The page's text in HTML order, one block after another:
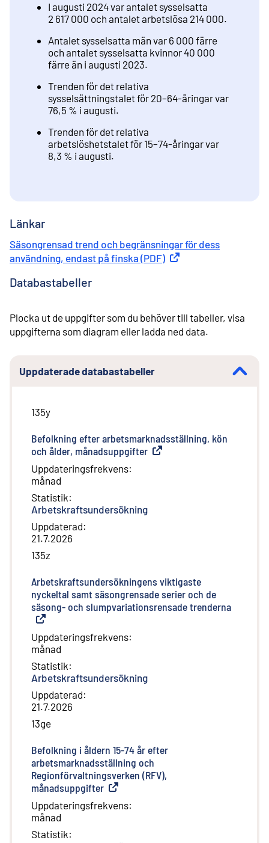
I augusti 2024 var antalet sysselsatta
2 617 000 och antalet arbetslösa 214 000.
Antalet sysselsatta män var 6 000 färre
och antalet sysselsatta kvinnor 40 000
färre än i augusti 2023.
Trenden för det relativa
sysselsättningstalet för 20–64-åringar var
76,5 % i augusti.
Trenden för det relativa
arbetslöshetstalet för 15–74-åringar var
8,3 % i augusti.
Länkar
Säsongrensad trend och begränsningar för dess
användning, endast på finska (PDF) Extern länk
Databastabeller
Plocka ut de uppgifter som du behöver till tabeller, visa
uppgifterna som diagram eller ladda ned data.
Uppdaterade databastabeller
135y
Befolkning efter arbetsmarknadsställning, kön
och ålder, månadsuppgifter Extern länk
Uppdateringsfrekvens:
månad
Statistik:
Arbetskraftsundersökning
Uppdaterad:
21.7.2026
135z
Arbetskraftsundersökningens viktigaste
nyckeltal samt säsongrensade serier och de
säsong- och slumpvariationsrensade trenderna
Uppdateringsfrekvens:
månad
Statistik:
Arbetskraftsundersökning
Uppdaterad:
21.7.2026
13ge
Befolkning i åldern 15-74 år efter
arbetsmarknadsställning och
Regionförvaltningsverken (RFV),
månadsuppgifter Extern länk
Uppdateringsfrekvens:
månad
Statistik: